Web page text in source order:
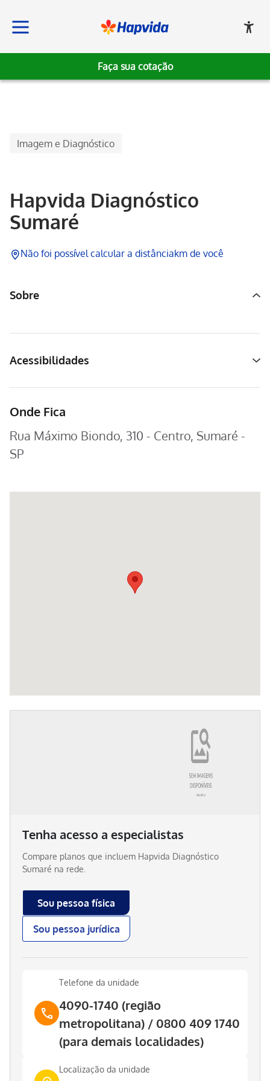
Faça sua cotação
Imagem e Diagnóstico
Hapvida Diagnóstico
Sumaré
Não foi possível calcular a distânciakm de você
Sobre
Acessibilidades
Onde Fica
Rua Máximo Biondo, 310 - Centro, Sumaré -
SP
Tenha acesso a especialistas
Compare planos que incluem Hapvida Diagnóstico
Sumaré na rede.
Sou pessoa física
Sou pessoa jurídica
Telefone da unidade
4090-1740 (região
metropolitana) / 0800 409 1740
(para demais localidades)
Localização da unidade